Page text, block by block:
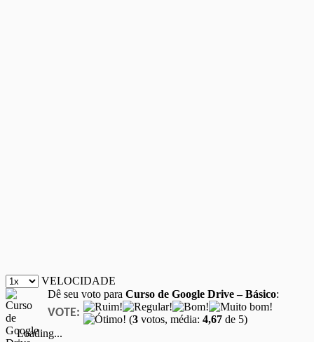
VELOCIDADE
Dê seu voto para Curso de Google Drive – Básico:
VOTE: (3 votos, média: 4,67 de 5)
Loading...